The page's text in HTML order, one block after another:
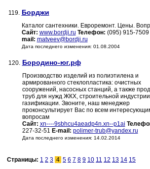
119. Борджи
Каталог сантехники. Евроремонт. Цены.
Сайт: www.bordji.ru Телефон: (095) 915-7509
mail: matveev@bordji.ru
Дата последнего изменения: 01.08.2004
120. Бородино-юг.рф
Производство изделий из полиэтилена и
армированного стеклопластика: очистных
сооружений, насосных станций, а также
труб для нужд ЖКХ, строительной
газификации. Звоните, наш менеджер
проконсультирует Вас по всем
вопросам
Сайт: xn----9sbhcu4aeadp4n.xn--p1ai
227-32-51 E-mail: polimer-trub@yandex.ru
Дата последнего изменения: 14.02.2014
Страницы: 1 2 3 4 5 6 7 8 9 10 11 12 13 14 15